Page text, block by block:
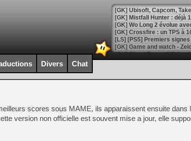
[GK] Mistfall Hunter : déjà
[GK] Wo Long 2 évolue
[GK] Crossfire : un TPS à
[LS] [PS5] Premiers
[Mo5] DOOM arrive en
[GK] Bethesda fête les 30
[GK] Roblox : l'action en
[GK] Agenda - GeForce
Divers Chat
scores sous MAME, ils apparaissent ensuite dans
version non officielle est souvent mise a jour, elle